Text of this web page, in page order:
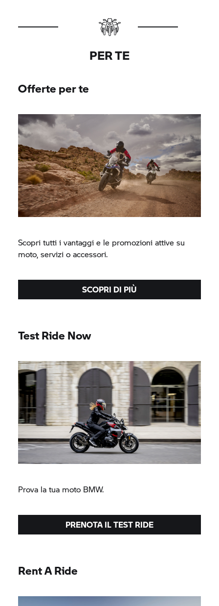
PER TE
Offerte per te
Scopri tutti i vantaggi e le promozioni attive su
moto, servizi o accessori.
SCOPRI DI PIÙ
Test Ride Now
Prova la tua moto BMW.
PRENOTA IL TEST RIDE
Rent A Ride